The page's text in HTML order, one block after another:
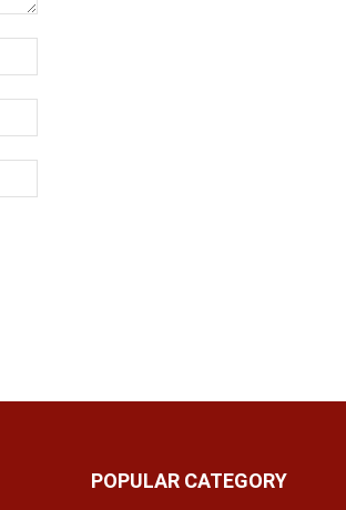
POPULAR CATEGORY